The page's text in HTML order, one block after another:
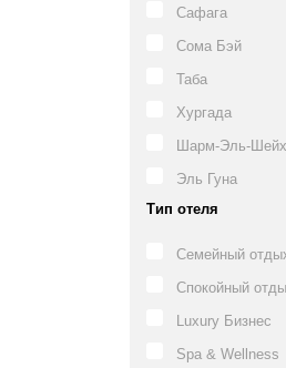
Сафага
Сома Бэй
Таба
Хургада
Шарм-Эль-Шейх
Эль Гуна
Тип отеля
Семейный
Спокойный
Luxury Бизнес
Spa & Wellness